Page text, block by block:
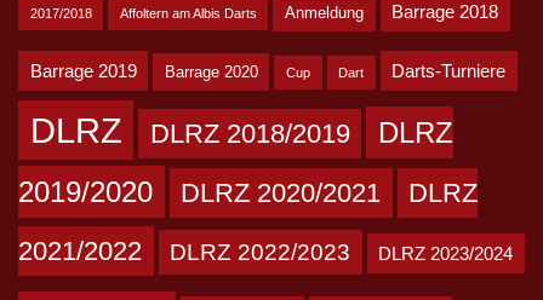
2017/2018 Affoltern am Albis Darts Anmeldung Barrage 2018
Barrage 2019 Barrage 2020 Cup Dart Darts-Turniere
DLRZ DLRZ 2018/2019
DLRZ
2019/2020
DLRZ 2020/2021
DLRZ
2021/2022
DLRZ 2022/2023 DLRZ 2023/2024